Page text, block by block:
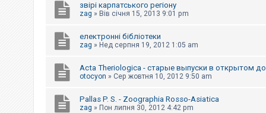
звірі карпатського регіону
zag » Вів січня 15, 2013 9:01 pm
електронні бібліотеки
zag » Нед серпня 19, 2012 1:05 am
Acta Theriologica - старые выпуски в открытом
otocyon » Сер жовтня 10, 2012 9:50 am
Pallas P. S. - Zoographia Rosso-Asiatica
zag » Пон липня 30, 2012 4:42 pm